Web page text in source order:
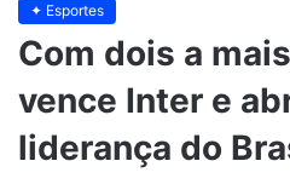
✦ Esportes
Com dois a
vence Inter e
liderança do